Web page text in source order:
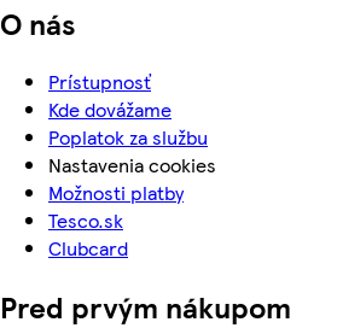
O nás
Prístupnosť
Kde dovážame
Poplatok za službu
Nastavenia cookies
Možnosti platby
Tesco.sk
Clubcard
Pred prvým nákupom